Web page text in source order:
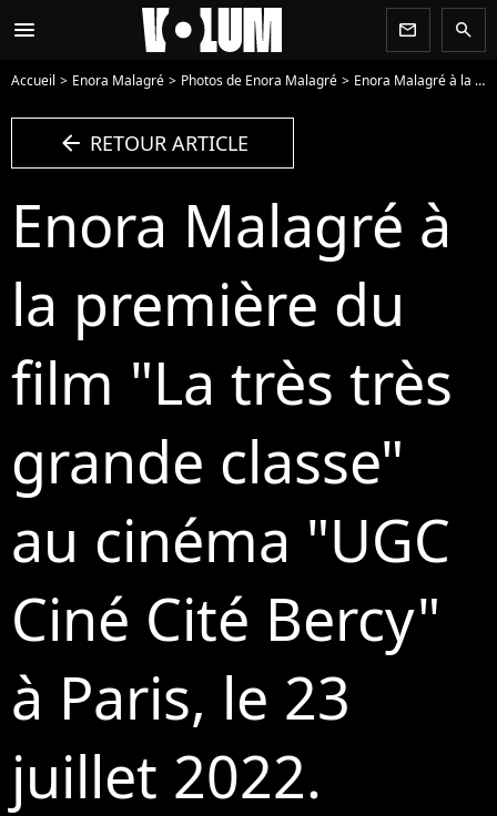
menu newsletter search
Accueil Enora Malagré Photos de Enora Malagré Enora Malagré à la première du film "La très très grande classe" au cinéma "UGC Ciné Cité Bercy" à Paris, le 23 juillet 2022. © Guirec Coadic/Bestimage - Photo
arrow_left RETOUR ARTICLE
Enora Malagré à
la première du
film "La très très
grande classe"
au cinéma "UGC
Ciné Cité Bercy"
à Paris, le 23
juillet 2022.